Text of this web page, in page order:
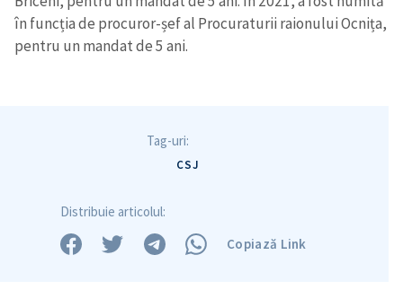
în funcția de procuror-șef al Procuraturii raionului Ocnița,
pentru un mandat de 5 ani.
Tag-uri:
CSJ
Distribuie articolul:
Copiază Link